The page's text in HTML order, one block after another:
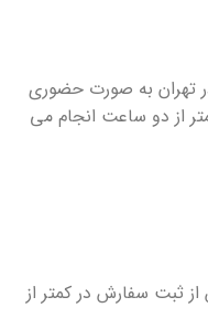
تهران به صورت حضوری
از دو ساعت انجام می
ثبت سفارش در کمتر از